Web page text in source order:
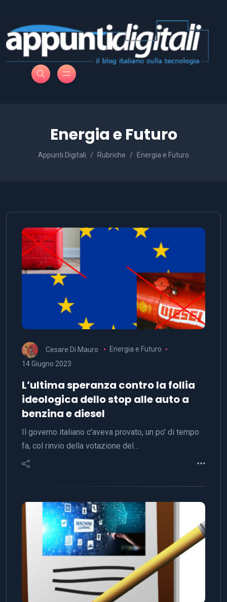
Energia e Futuro
Appunti Digitali Rubriche Energia e Futuro
Cesare Di Mauro
Energia e Futuro
14 Giugno 2023
L’ultima speranza contro la follia
ideologica dello stop alle auto a
benzina e diesel
Il governo italiano c'aveva provato, un po' di tempo
fa, col rinvio della votazione del…